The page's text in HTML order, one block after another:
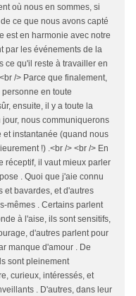
où nous en sommes, si
ce que nous avons capté
est en harmonie avec notre
par les événements de la
ce qu'il reste à travailler en
/> Parce que finalement,
en toute
ensuite, il y a toute la
nous communiquerons
instantanée (quand nous
!) .<br /> <br /> En
réceptif, il vaut mieux parler
. Quoi que j'aie connu
et bavardes, et d'autres
mêmes . Certains parlent
à l'aise, ils sont sensitifs,
d'autres parlent pour
manque d'amour . De
sont pleinement
curieux, intéressés, et
. D'autres, dans leur